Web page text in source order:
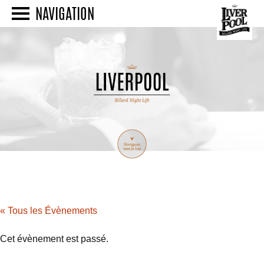
NAVIGATION
« Tous les Évènements
Cet évènement est passé.